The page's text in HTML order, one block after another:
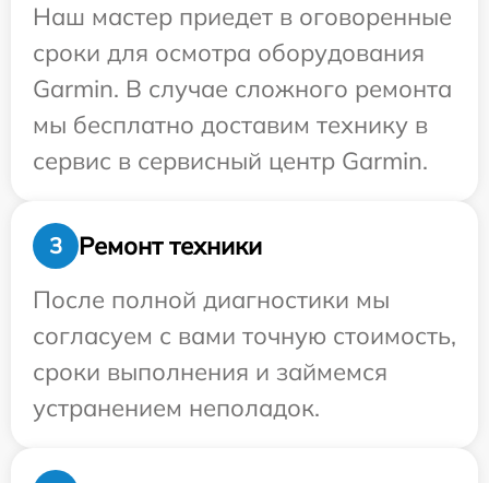
Наш мастер приедет в оговоренные
сроки для осмотра оборудования
Garmin. В случае сложного ремонта
мы бесплатно доставим технику в
сервис в сервисный центр Garmin.
3
Ремонт техники
После полной диагностики мы
согласуем с вами точную стоимость,
сроки выполнения и займемся
устранением неполадок.